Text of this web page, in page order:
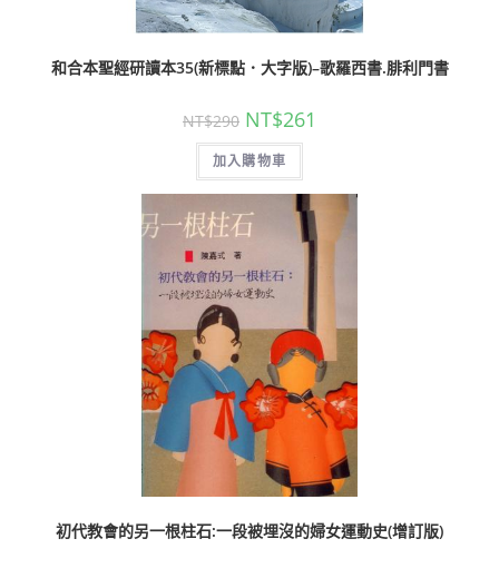
和合本聖經研讀本35(新標點．大字版)–歌羅西書.腓利門書
NT$290 NT$261
加入購物車
初代教會的另一根柱石:一段被埋沒的婦女運動史(增訂版)